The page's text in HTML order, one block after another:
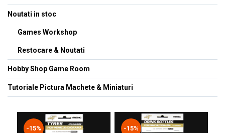
Noutati in stoc
Games Workshop
Restocare & Noutati
Hobby Shop Game Room
Tutoriale Pictura Machete & Miniaturi
-15% -15%